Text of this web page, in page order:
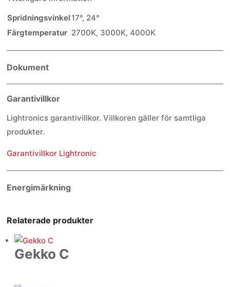
Spridningsvinkel17°, 24°
Färgtemperatur 2700K, 3000K,4000K
Dokument
Garantivillkor
Lightronics garantivillkor. Villkoren gäller för samtliga
produkter.
Garantivillkor Lightronic
Energimärkning
Relaterade produkter
Gekko C